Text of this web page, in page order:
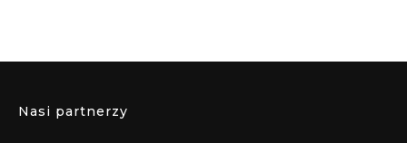
Nasi partnerzy